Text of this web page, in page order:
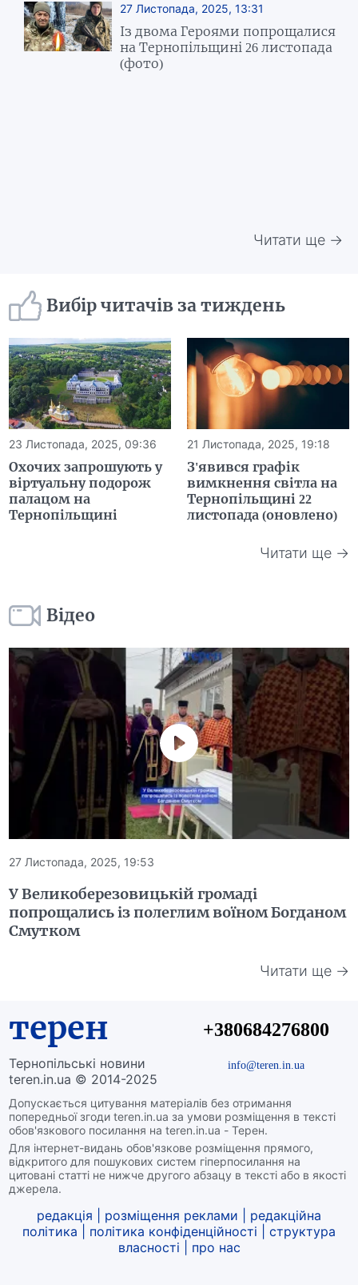
27 Листопада, 2025, 13:31
Із двома Героями попрощалися
на Тернопільщині 26 листопада
(фото)
Читати ще →
Вибір читачів за тиждень
23 Листопада, 2025, 09:36
Охочих запрошують у
віртуальну подорож
палацом на
Тернопільщині
21 Листопада, 2025, 19:18
З'явився графік
вимкнення світла на
Тернопільщині 22
листопада (оновлено)
Читати ще →
Відео
27 Листопада, 2025, 19:53
У Великоберезовицькій громаді
попрощались із полеглим воїном Богданом
Смутком
Читати ще →
терен
Тернопільські новини
teren.in.ua © 2014-2025
Допускається цитування матеріалів без отримання
попередньої згоди teren.in.ua за умови розміщення в тексті
обов'язкового посилання на teren.in.ua - Терен.
Для інтернет-видань обов'язкове розміщення прямого,
відкритого для пошукових систем гіперпосилання на
цитовані статті не нижче другого абзацу в тексті або в якості
джерела.
+380684276800
info@teren.in.ua
редакція розміщення реклами
редакційна
політика
політика конфіденційності
структура
власності
про нас